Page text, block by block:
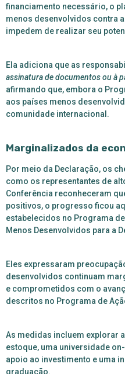
financiamento necessário, o
menos desenvolvidos contra
impedem de realizar seu
Ela adiciona que as
assinatura de documentos ou à
afirmando que, embora o
aos países menos
comunidade internacional.
Marginalizados da
Por meio da Declaração, os
como os representantes de
Conferência reconheceram
positivos, o progresso ficou
estabelecidos no Programa
Menos Desenvolvidos para a
Eles expressaram
desenvolvidos continuam
e comprometidos com o
descritos no Programa de
As medidas incluem explorar
estoque, uma universidade
apoio ao investimento e uma
graduação.